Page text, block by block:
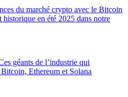
du marché crypto avec le Bitcoin
en été 2025 dans notre